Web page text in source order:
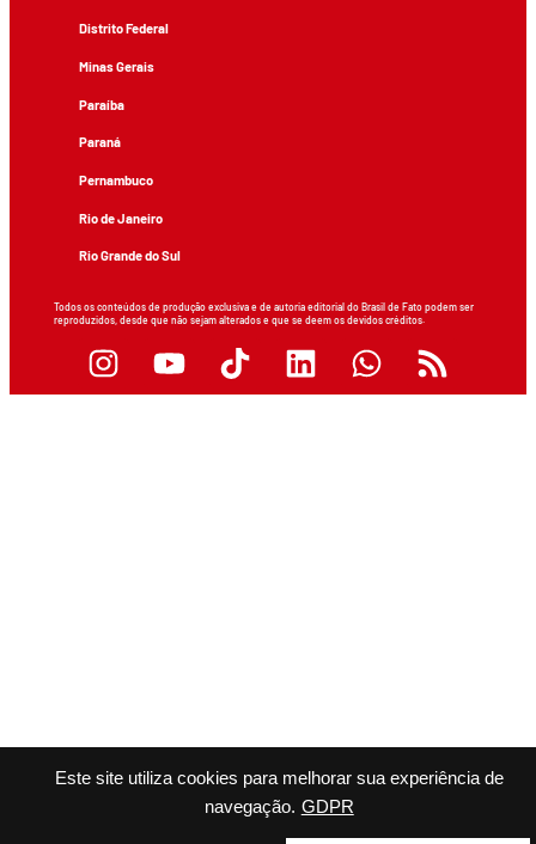
Este site utiliza cookies para melhorar sua experiência de
navegação. GDPR
Distrito Federal
Minas Gerais
Paraíba
Paraná
Pernambuco
Rio de Janeiro
Rio Grande do Sul
Todos os conteúdos de produção exclusiva e de autoria editorial do Brasil de Fato podem ser
reproduzidos, desde que não sejam alterados e que se deem os devidos créditos.